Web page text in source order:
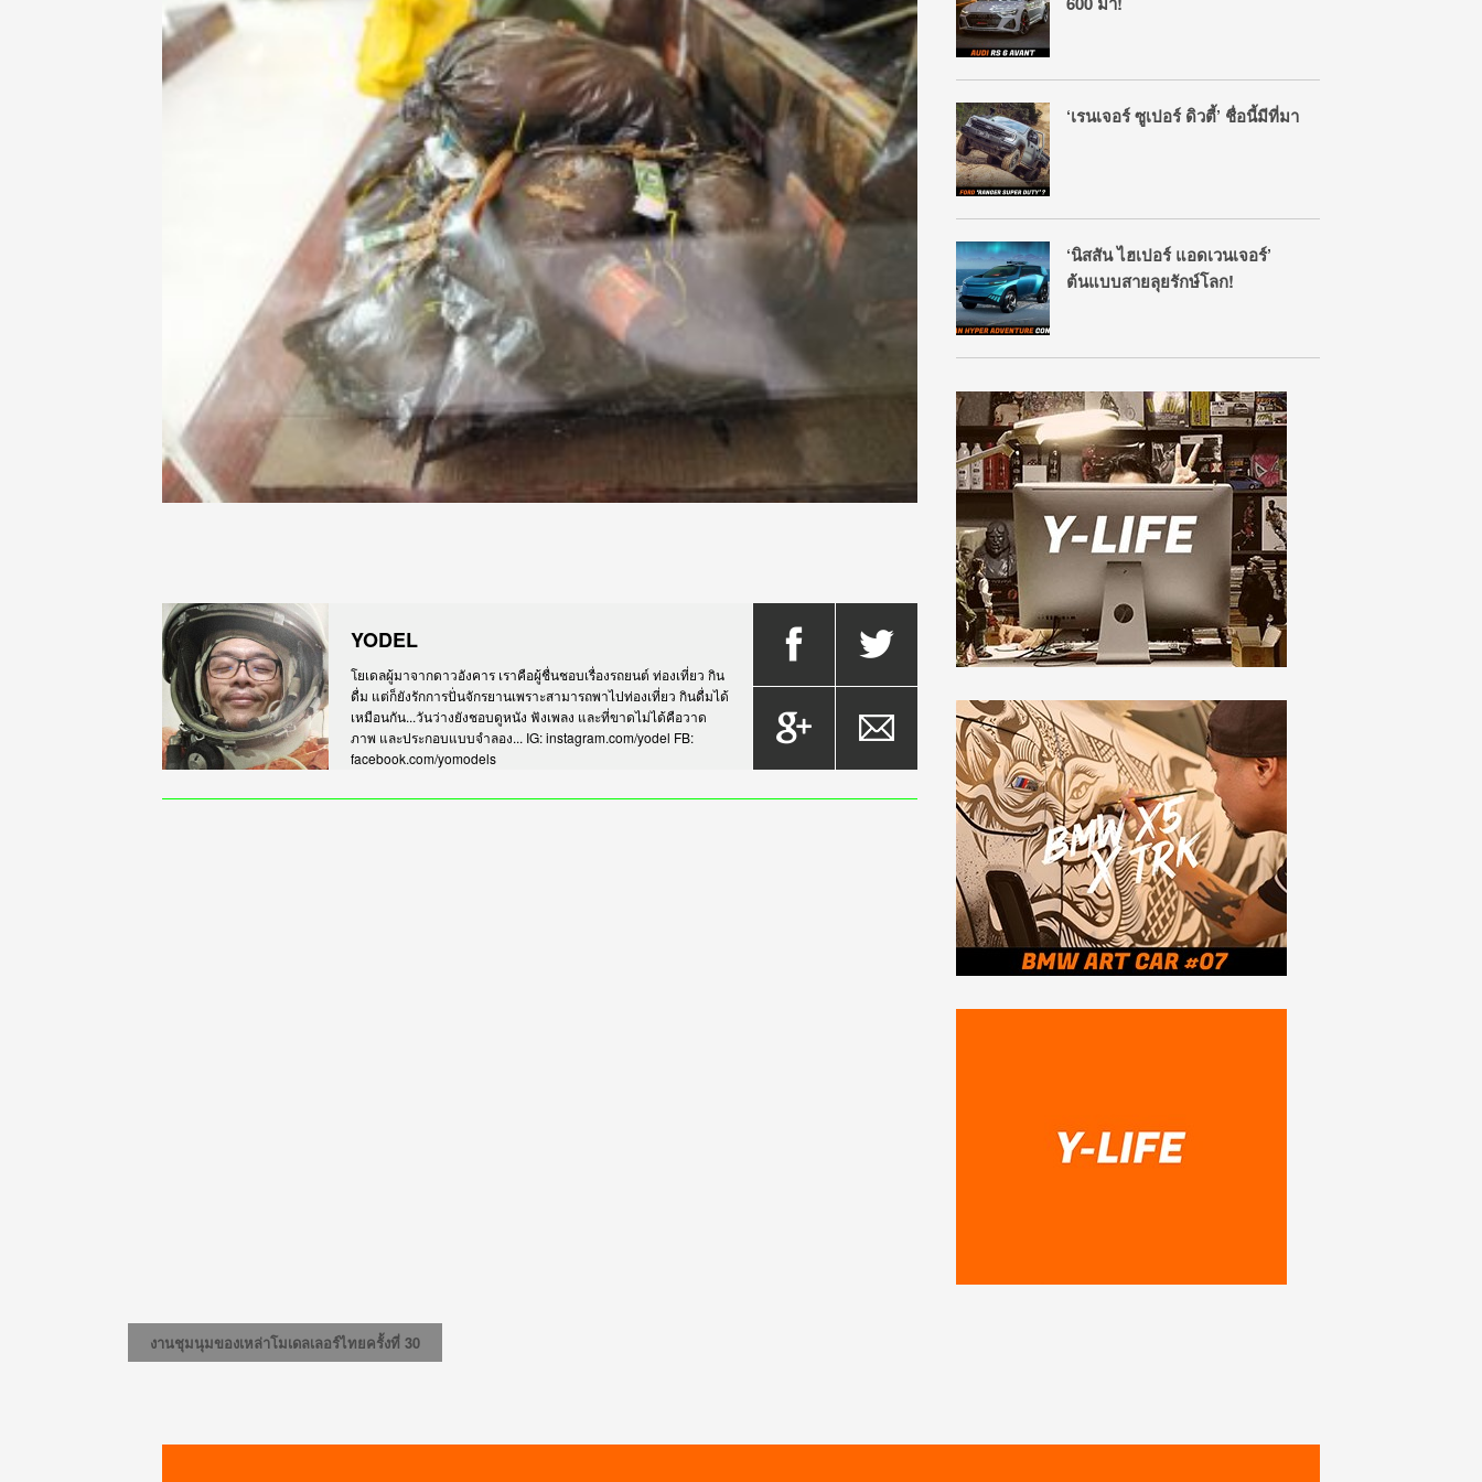
YODEL
โยเดลผู้มาจากดาวอังคาร เราคือผู้ชื่นชอบเรื่องรถยนต์ ท่องเที่ยว กิน
ดื่ม แต่ก็ยังรักการปั่นจักรยานเพราะสามารถพาไปท่องเที่ยว กินดื่มได้
เหมือนกัน...วันว่างยังชอบดูหนัง ฟังเพลง และที่ขาดไม่ได้คือวาด
ภาพ และประกอบแบบจำลอง... IG: instagram.com/yodel FB:
facebook.com/yomodels
‘เรนเจอร์ ซูเปอร์ ดิวตี้’ ชื่อนี้มีที่มา
‘นิสสัน ไฮเปอร์ แอดเวนเจอร์’
ต้นแบบสายลุยรักษ์โลก!
งานชุมนุมของเหล่าโมเดลเลอร์ไทยครั้งที่ 30